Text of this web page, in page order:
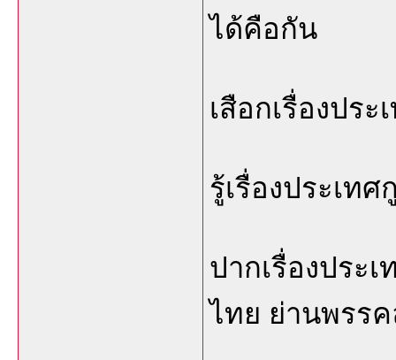
ได้คือกัน
เสือกเรื่องปร
รู้เรื่องประเทศ
ปากเรื่องประ
ไทย ย่านพรร